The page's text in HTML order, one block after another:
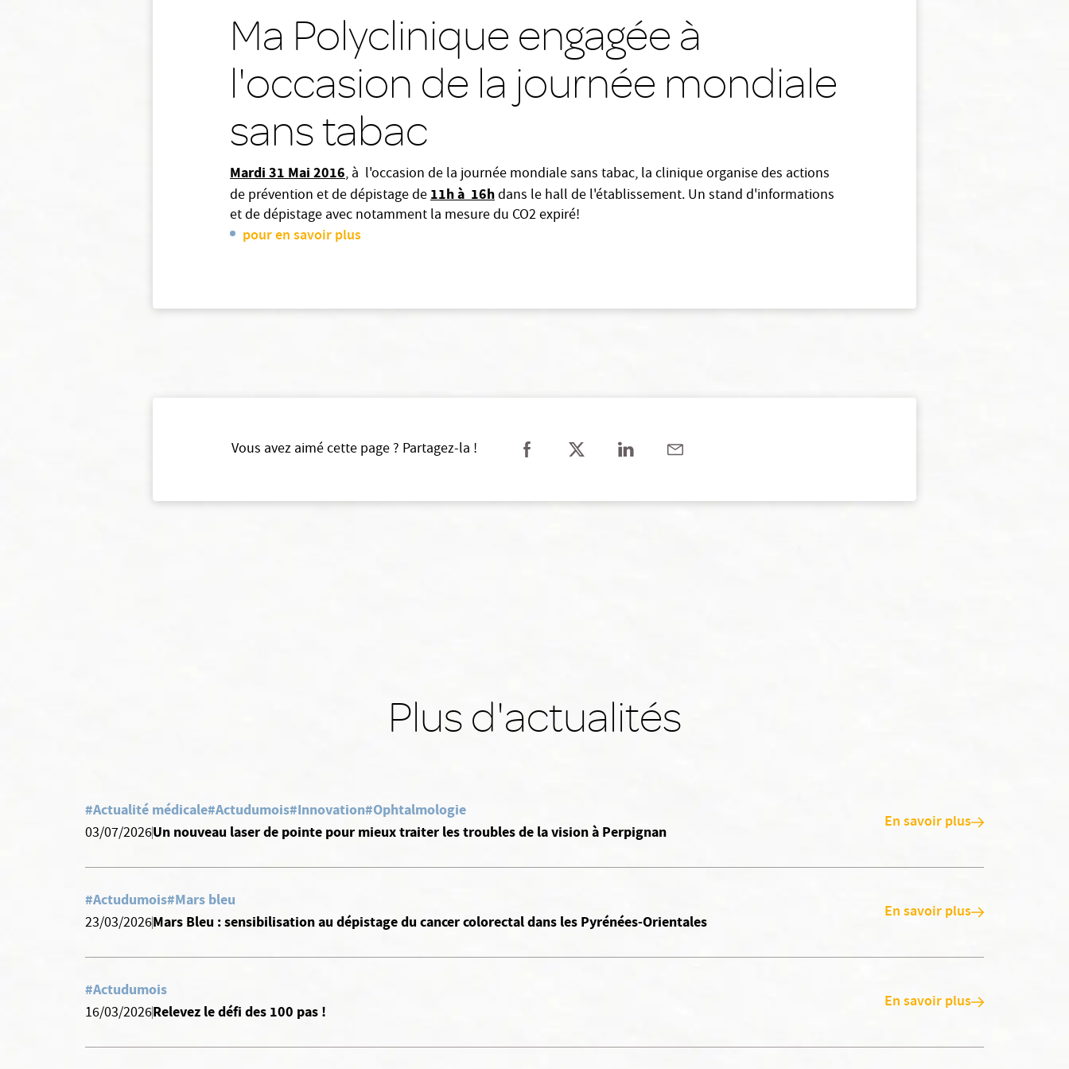
Ma Polyclinique engagée à
l'occasion de la journée mondiale
sans tabac
Mardi 31 Mai 2016, à l'occasion de la journée mondiale sans tabac, la clinique organise des actions
de prévention et de dépistage de 11h à 16hdans le hall de l'établissement. Un stand d'informations
et de dépistage avec notamment la mesure du CO2 expiré!
pour en savoir plus
Vous avez aimé cette page ? Partagez-la !
Plus d'actualités
#Actualité médicale#Actudumois#Innovation#Ophtalmologie
03/07/2026Un nouveau laser de pointe pour mieux traiter les troubles de la vision à Perpignan En savoir plus
#Actudumois#Mars bleu
23/03/2026Mars Bleu : sensibilisation au dépistage du cancer colorectal dans les Pyrénées-Orientales En savoir plus
#Actudumois
16/03/2026Relevez le défi des 100 pas ! En savoir plus